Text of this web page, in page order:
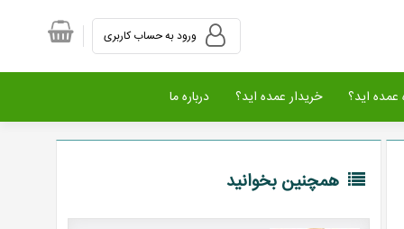
عمده اید؟ خریدار عمده اید؟ درباره ما
همچنین بخوانید